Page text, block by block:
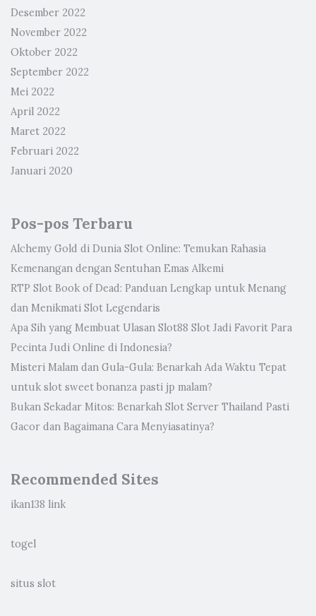
Desember 2022
November 2022
Oktober 2022
September 2022
Mei 2022
April 2022
Maret 2022
Februari 2022
Januari 2020
Pos-pos Terbaru
Alchemy Gold di Dunia Slot Online: Temukan Rahasia
Kemenangan dengan Sentuhan Emas Alkemi
RTP Slot Book of Dead: Panduan Lengkap untuk Menang
dan Menikmati Slot Legendaris
Apa Sih yang Membuat Ulasan Slot88 Slot Jadi Favorit Para
Pecinta Judi Online di Indonesia?
Misteri Malam dan Gula-Gula: Benarkah Ada Waktu Tepat
untuk slot sweet bonanza pasti jp malam?
Bukan Sekadar Mitos: Benarkah Slot Server Thailand Pasti
Gacor dan Bagaimana Cara Menyiasatinya?
Recommended Sites
ikan138 link
togel
situs slot